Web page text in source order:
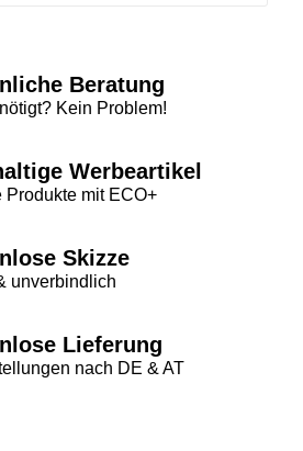
Beratung
Kein Problem!
Werbeartikel
Produkte mit ECO+
Skizze
unverbindlich
Lieferung
nach DE & AT